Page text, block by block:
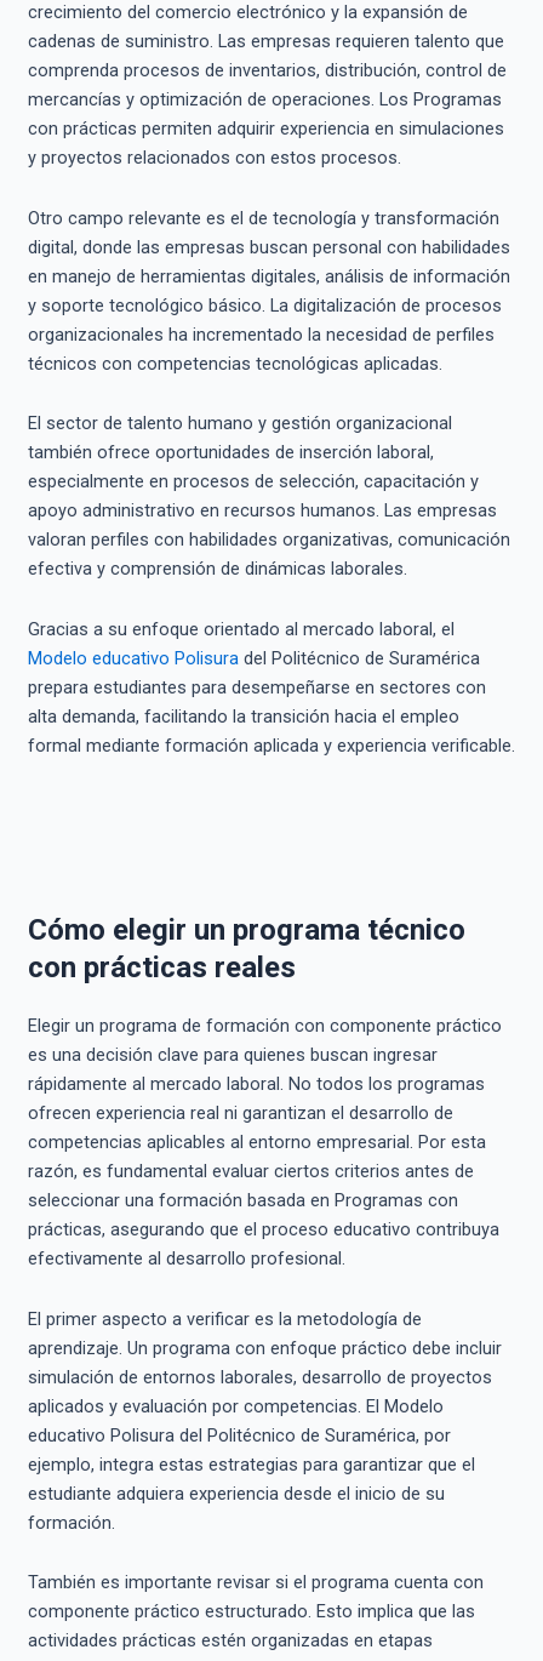
crecimiento del comercio electrónico y la expansión de
cadenas de suministro. Las empresas requieren talento que
comprenda procesos de inventarios, distribución, control de
mercancías y optimización de operaciones. Los Programas
con prácticas permiten adquirir experiencia en simulaciones
y proyectos relacionados con estos procesos.
Otro campo relevante es el de tecnología y transformación
digital, donde las empresas buscan personal con habilidades
en manejo de herramientas digitales, análisis de información
y soporte tecnológico básico. La digitalización de procesos
organizacionales ha incrementado la necesidad de perfiles
técnicos con competencias tecnológicas aplicadas.
El sector de talento humano y gestión organizacional
también ofrece oportunidades de inserción laboral,
especialmente en procesos de selección, capacitación y
apoyo administrativo en recursos humanos. Las empresas
valoran perfiles con habilidades organizativas, comunicación
efectiva y comprensión de dinámicas laborales.
Gracias a su enfoque orientado al mercado laboral, el
Modelo educativo Polisuradel Politécnico de Suramérica
prepara estudiantes para desempeñarse en sectores con
alta demanda, facilitando la transición hacia el empleo
formal mediante formación aplicada y experiencia verificable.
Cómo elegir un programa técnico
con prácticas reales
Elegir un programa de formación con componente práctico
es una decisión clave para quienes buscan ingresar
rápidamente al mercado laboral. No todos los programas
ofrecen experiencia real ni garantizan el desarrollo de
competencias aplicables al entorno empresarial. Por esta
razón, es fundamental evaluar ciertos criterios antes de
seleccionar una formación basada en Programas con
prácticas, asegurando que el proceso educativo contribuya
efectivamente al desarrollo profesional.
El primer aspecto a verificar es la metodología de
aprendizaje. Un programa con enfoque práctico debe incluir
simulación de entornos laborales, desarrollo de proyectos
aplicados y evaluación por competencias. El Modelo
educativo Polisura del Politécnico de Suramérica, por
ejemplo, integra estas estrategias para garantizar que el
estudiante adquiera experiencia desde el inicio de su
formación.
También es importante revisar si el programa cuenta con
componente práctico estructurado. Esto implica que las
actividades prácticas estén organizadas en etapas